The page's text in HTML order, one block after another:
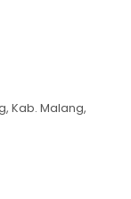
Kab. Malang,